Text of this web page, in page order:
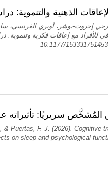
الذهنية والتنموية:
إخروت-بوشر، أوبري الفرنسي،
مع إعاقات فكرية وتنموية:
المُشخَّص سريريًا: تأثيراته
& Puertas, F. J. (2026). Cognitive
on sleep and psychological